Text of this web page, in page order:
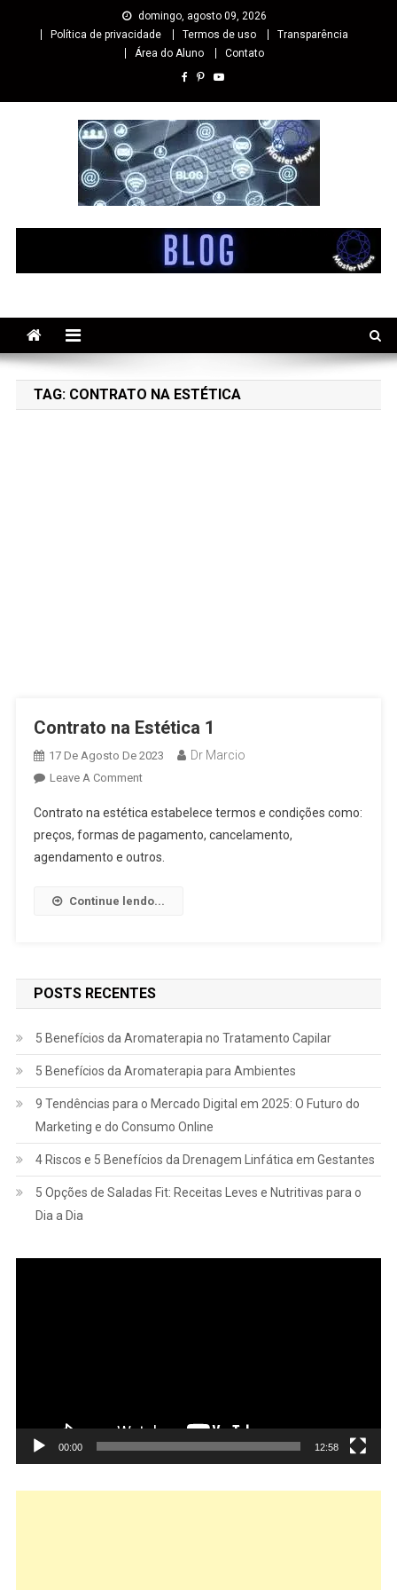
domingo, agosto 09, 2026
Política de privacidade
Termos de uso
Transparência
Área do Aluno
Contato
Master cursos EaD
TAG: CONTRATO NA ESTÉTICA
Contrato na Estética 1
17 De Agosto De 2023 Dr Marcio
Leave A Comment
Contrato na estética estabelece termos e condições como:
preços, formas de pagamento, cancelamento,
agendamento e outros.
Continue lendo...
POSTS RECENTES
5 Benefícios da Aromaterapia no Tratamento Capilar
5 Benefícios da Aromaterapia para Ambientes
9 Tendências para o Mercado Digital em 2025: O Futuro do
Marketing e do Consumo Online
4 Riscos e 5 Benefícios da Drenagem Linfática em Gestantes
5 Opções de Saladas Fit: Receitas Leves e Nutritivas para o
Dia a Dia
00:00 12:58